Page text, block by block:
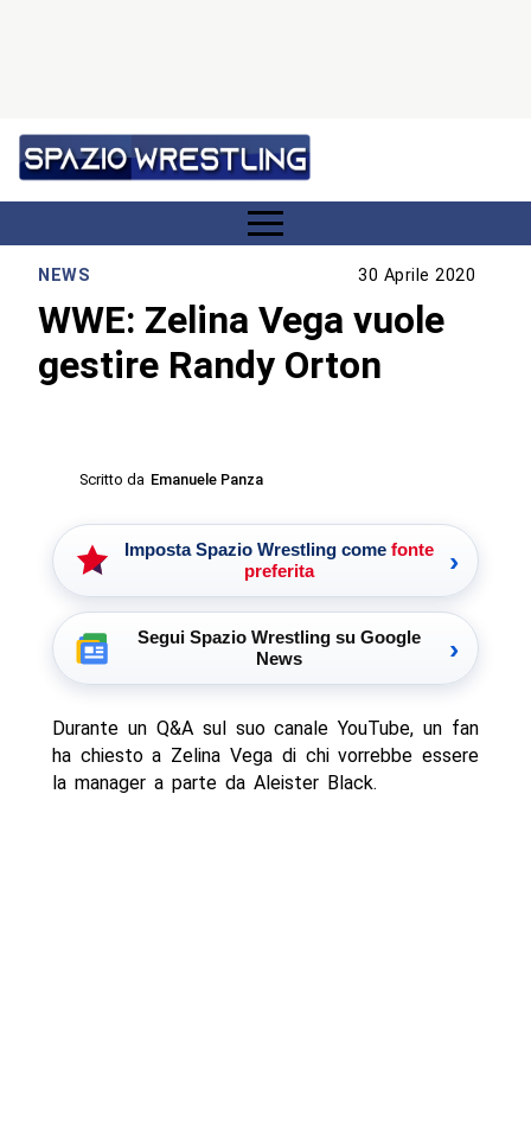
NEWS 30 Aprile 2020
WWE: Zelina Vega vuole
gestire Randy Orton
Scritto da Emanuele Panza
Imposta Spazio Wrestling come fonte
preferita
›
Segui Spazio Wrestling su Google
News
›
Durante un Q&A sul suo canale YouTube, un fan
ha chiesto a Zelina Vega di chi vorrebbe essere
la manager a parte da Aleister Black.